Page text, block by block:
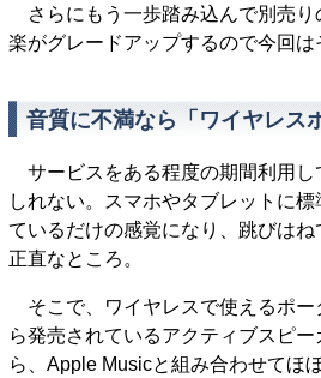
さらにもう一歩踏み込んで別売り
楽がグレードアップするので今回は
音質に不満なら「ワイヤレス
サービスをある程度の期間利用し
しれない。スマホやタブレットに
ているだけの感覚になり、跳びは
正直なところ。
そこで、ワイヤレスで使えるポー
ら発売されているアクティブスピ
ら、Apple Musicと組み合わせてほ